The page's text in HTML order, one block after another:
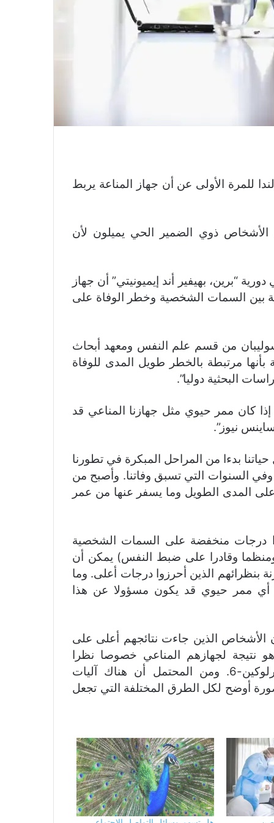
للمرة الأولى عن أن جهاز المناعة يربط
ذوي الضمير الحي يميلون لأن
“برين، بهيفير أند إيميونيتي” أن جهاز
بين السمات الشخصية وخطر الوفاة على
من قسم علم النفس ومعهد أبحاث
مرتبطة بالخطر طويل المدى للوفاة
البحثية دوليا”.
كان ممر حيوي مثل جهازنا المناعي قد
نيوز”.
بدءا من المراحل المبكرة في تطورنا
السنوات التي تسبق وفاتنا. وأصبح من
المدى الطويل وما يسفر عنها من عمر
درجات منخفضة على السمات الشخصية
وقادرا على ضبط النفس) يمكن أن
بنسبة 40 % للوفاة مقارنة بنظرائهم الذين أحرزوا درجات أعلى. وما
ممر حيوي قد يكون مسؤولا عن هذا
الذين جاءت نتائجهم أعلى على
نتيجة لجهازهم المناعي خصوصا نظرا
للمستويات الأقل من علامة بيولوجية تسمى انترلوكين-6. ومن المحتمل أن هناك آليات
أوضح لكل الطرق المختلفة التي تجعل